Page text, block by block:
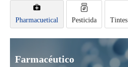
Pharmacuetical Pesticida
Farmacéutico
Pesticidas
Tintes&Pigmentos
Pinturas&Barnices
Fragancias&Sabores
Plástico